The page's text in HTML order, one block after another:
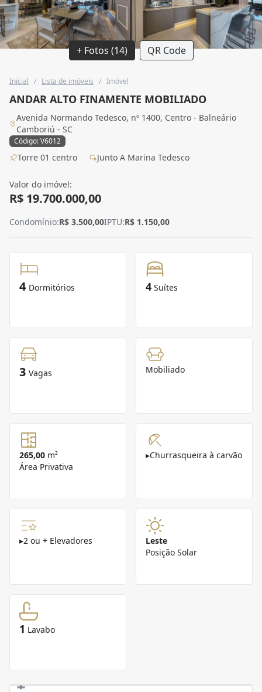
+ Fotos (14) QR Code
Inicial / Lista de imóveis / Imóvel
ANDAR ALTO FINAMENTE MOBILIADO
Avenida Normando Tedesco, nº 1400, Centro - Balneário
Camboriú - SC
Código: V6012
Torre 01 centro Junto A Marina Tedesco
Valor do imóvel:
R$ 19.700.000,00
Condomínio:R$ 3.500,00IPTU:R$ 1.150,00
4 Dormitórios 4 Suítes
3 Vagas Mobiliado
265,00 m²
Área Privativa
▸Churrasqueira à carvão
▸2 ou + Elevadores
Leste
Posição Solar
1 Lavabo